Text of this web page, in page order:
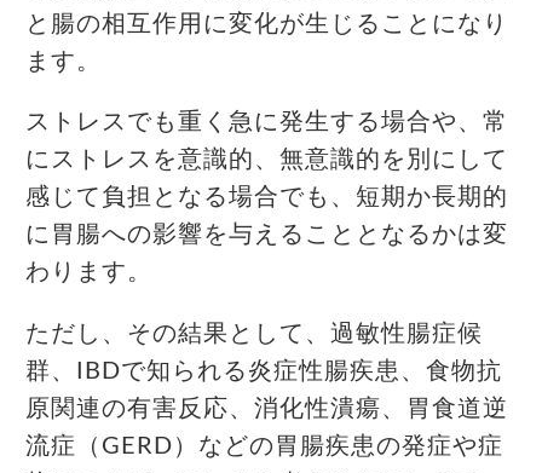
と腸の相互作用に変化が生じることになり
ます。
ストレスでも重く急に発生する場合や、常
にストレスを意識的、無意識的を別にして
感じて負担となる場合でも、短期か長期的
に胃腸への影響を与えることとなるかは変
わります。
ただし、その結果として、過敏性腸症候
群、IBDで知られる炎症性腸疾患、食物抗
原関連の有害反応、消化性潰瘍、胃食道逆
流症（GERD）などの胃腸疾患の発症や症